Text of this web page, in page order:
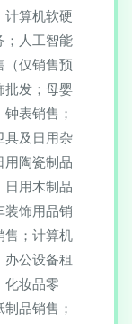
计算机软硬
；人工智能
（仅销售预
批发；母婴
表销售；
具及日用杂
用陶瓷制品
日用木制品
装饰用品销
售；计算机
办公设备租
化妆品零
品销售；